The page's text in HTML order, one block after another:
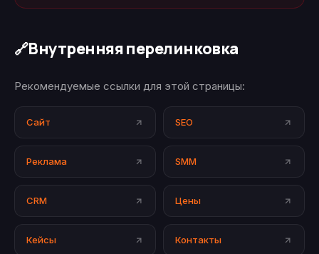
🔗Внутренняя перелинковка
Рекомендуемые ссылки для этой страницы:
Сайт SEO
Реклама SMM
CRM Цены
Кейсы Контакты